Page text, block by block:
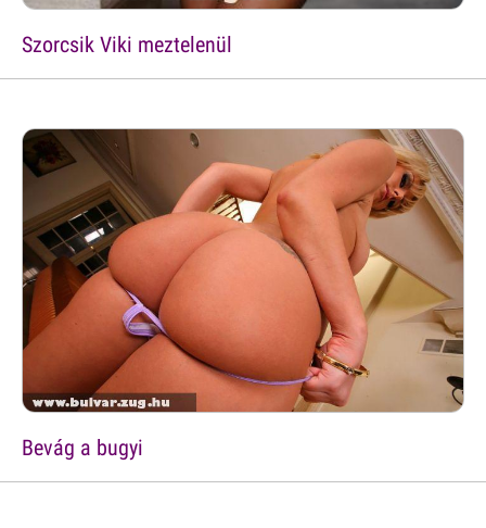
Szorcsik Viki meztelenül
Bevág a bugyi